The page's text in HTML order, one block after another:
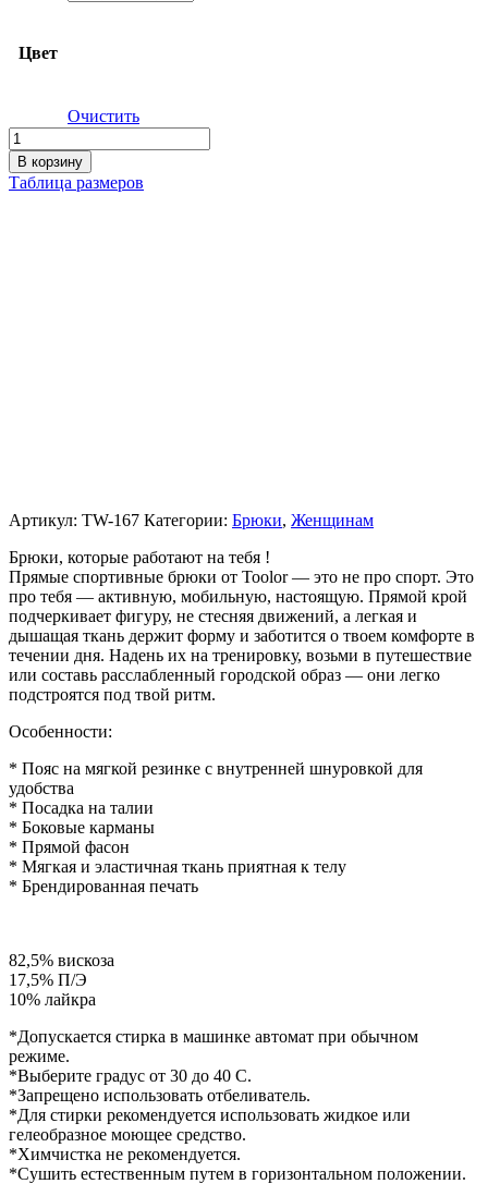
Цвет
Очистить
Количество
товара
Женские
брюки
В корзину
Таблица размеров
Артикул: TW-167 Категории: Брюки, Женщинам
Брюки, которые работают на тебя !
Прямые спортивные брюки от Toolor — это не про спорт. Это
про тебя — активную, мобильную, настоящую. Прямой крой
подчеркивает фигуру, не стесняя движений, а легкая и
дышащая ткань держит форму и заботится о твоем комфорте в
течении дня. Надень их на тренировку, возьми в путешествие
или составь расслабленный городской образ — они легко
подстроятся под твой ритм.
Особенности:
* Пояс на мягкой резинке с внутренней шнуровкой для
удобства
* Посадка на талии
* Боковые карманы
* Прямой фасон
* Мягкая и эластичная ткань приятная к телу
* Брендированная печать
82,5% вискоза
17,5% П/Э
10% лайкра
*Допускается стирка в машинке автомат при обычном
режиме.
*Выберите градус от 30 до 40 С.
*Запрещено использовать отбеливатель.
*Для стирки рекомендуется использовать жидкое или
гелеобразное моющее средство.
*Химчистка не рекомендуется.
*Сушить естественным путем в горизонтальном положении.